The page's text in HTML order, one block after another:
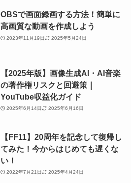
OBSで画面録画する方法！簡単に
高画質な動画を作成しよう
2023年11月19日 2025年5月24日
【2025年版】画像生成AI・AI音楽
の著作権リスクと回避策｜
YouTube収益化ガイド
2025年6月14日 2025年6月16日
【FF11】20周年を記念して復帰し
てみた！今からはじめても遅くな
い！
2022年7月21日 2025年4月24日